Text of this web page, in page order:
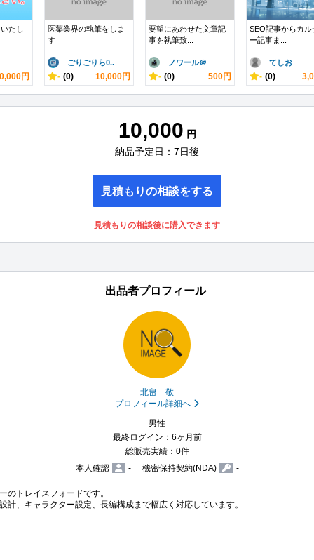
たし
円
医薬業界の執筆をしま
す
ごりごりら0..
- (0) 10,000円
要望にあわせた文章記
事を執筆致...
ノワール＠
- (0) 500円
SEO記事からカル
ー記事ま...
てしお
- (0)
10,000 円
納品予定日：7日後
見積もりの相談をする
見積もりの相談後に購入できます
出品者プロフィール
北畠 敬
プロフィール詳細へ
男性
最終ログイン：6ヶ月前
総販売実績：0件
本人確認
- 機密保持契約(NDA) -
のトレイスフォードです。
計、キャラクター設定、長編構成まで幅広く対応しています。